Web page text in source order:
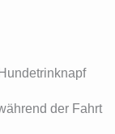
der Fahrt